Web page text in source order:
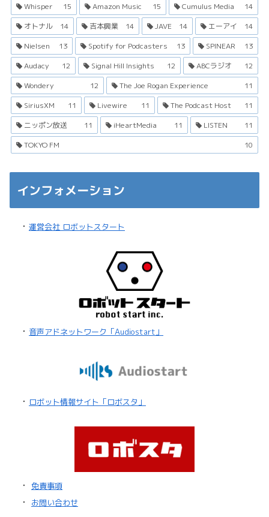
Whisper
15 Amazon Music 15 Cumulus Media
14
オトナル
14 吉本興業 14 JAVE 14 エーアイ
14
Nielsen
13 Spotify for Podcasters 13 SPINEAR
13
Audacy
12 Signal Hill Insights 12 ABCラジオ
12
Wondery
12 The Joe Rogan Experience
11
SiriusXM
11 Livewire 11 The Podcast Host
11
ニッポン放送
11 iHeartMedia 11 LISTEN
11
TOKYO FM
10
インフォメーション
・ 運営会社 ロボットスタート
・ 音声アドネットワーク「Audiostart」
・ ロボット情報サイト「ロボスタ」
・ 免責事項
・ お問い合わせ